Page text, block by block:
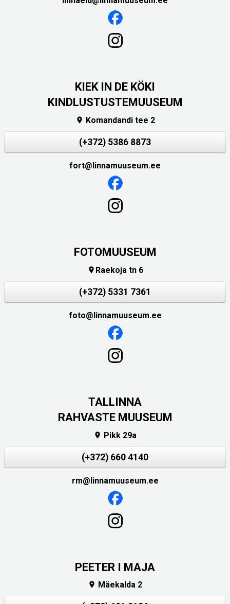
KIEK IN DE KÖKI
KINDLUSTUSTEMUUSEUM
 Komandandi tee 2
(+372) 5386 8873
fort@linnamuuseum.ee
FOTOMUUSEUM
 Raekoja tn 6
(+372) 5331 7361
foto@linnamuuseum.ee
TALLINNA
RAHVASTE MUUSEUM
 Pikk 29a
(+372) 660 4140
rm@linnamuuseum.ee
PEETER I MAJA
 Mäekalda 2